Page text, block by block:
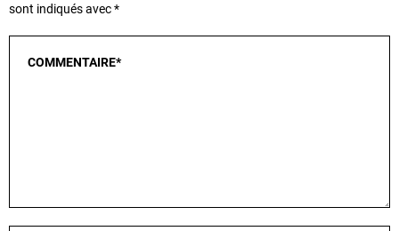
sont indiqués avec*